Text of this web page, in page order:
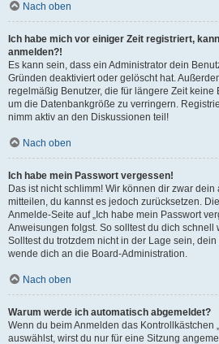
Nach oben
Ich habe mich vor einiger Zeit registriert,
anmelden?!
Es kann sein, dass ein Administrator dein
Gründen deaktiviert oder gelöscht hat.
regelmäßig Benutzer, die für längere Zeit
um die Datenbankgröße zu verringern.
nimm aktiv an den Diskussionen teil!
Nach oben
Ich habe mein Passwort vergessen!
Das ist nicht schlimm! Wir können dir zwar
mitteilen, du kannst es jedoch zurücksetzen.
Anmelde-Seite auf „Ich habe mein Passwort
Anweisungen folgst. So solltest du dich
Solltest du trotzdem nicht in der Lage sein,
wende dich an die Board-Administration.
Nach oben
Warum werde ich automatisch abgemeldet?
Wenn du beim Anmelden das Kontrollkästchen
auswählst, wirst du nur für eine Sitzung